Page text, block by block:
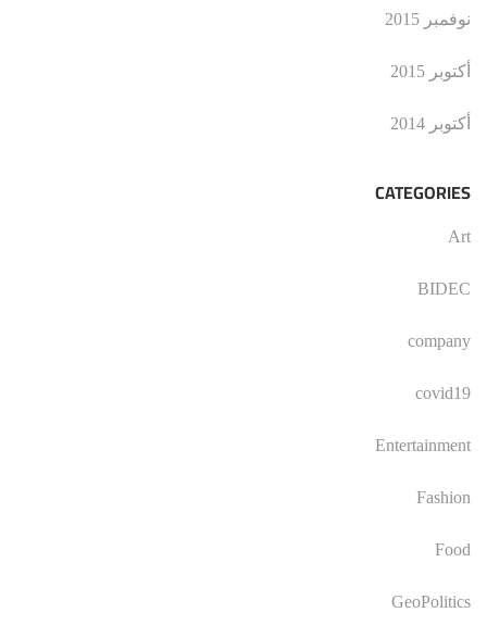
نوفمبر 2015
أكتوبر 2015
أكتوبر 2014
CATEGORIES
Art
BIDEC
company
covid19
Entertainment
Fashion
Food
GeoPolitics